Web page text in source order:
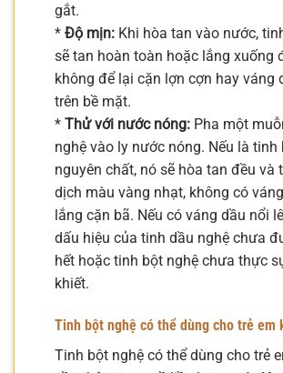
gắt.
* Độ mịn: Khi hòa tan vào nước,
sẽ tan hoàn toàn hoặc lắng xuống
không để lại cặn lợn cợn hay váng
trên bề mặt.
* Thử với nước nóng: Pha một
nghệ vào ly nước nóng. Nếu là tinh
nguyên chất, nó sẽ hòa tan đều và
dịch màu vàng nhạt, không có
lắng cặn bã. Nếu có váng dầu nổi
dấu hiệu của tinh dầu nghệ chưa
hết hoặc tinh bột nghệ chưa thực
khiết.
Tinh bột nghệ có thể dùng cho trẻ em
Tinh bột nghệ có thể dùng cho trẻ